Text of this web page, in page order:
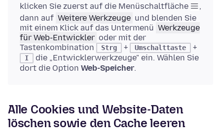
klicken Sie zuerst auf die Menüschaltfläche
,
dann auf Weitere Werkzeuge und blenden Sie
mit einem Klick auf das Untermenü Werkzeuge
für Web-Entwickler oder mit der
Tastenkombination
Strg + Umschalttaste +
I
die „Entwicklerwerkzeuge" ein. Wählen Sie
dort die Option Web-Speicher.
Alle Cookies und Website-Daten
löschen sowie den Cache leeren